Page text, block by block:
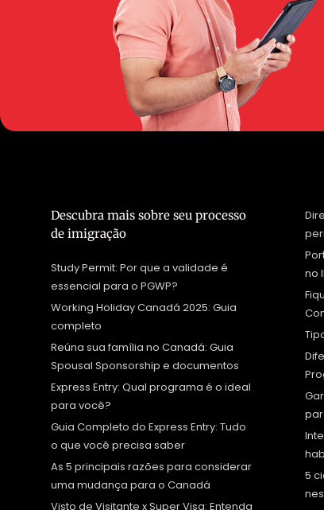
Descubra mais sobre seu processo
de imigração
Study Permit: Por que a validade é
essencial para o PGWP?
Working Holiday Canadá 2025: Guia
completo
Reúna sua família no Canadá: Guia
Spousal Sponsorship e documentos
Express Entry: Qual programa é o ideal
para você?
Guia Completo do Express Entry: Tudo
o que você precisa saber
As 5 principais razões para considerar
uma mudança para o Canadá
Visto de Visitante x Super Visa: Entenda
no
5